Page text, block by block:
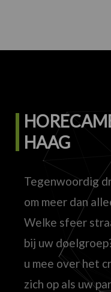
HAAG
Tegenwoordig
om meer dan
Welke sfeer
bij uw
u mee over het
zich op als uw